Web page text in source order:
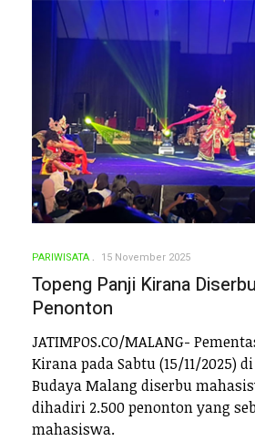
PARIWISATA 15 November 2025
Topeng Panji Kirana
Penonton
JATIMPOS.CO/MALANG-
Kirana pada Sabtu (15/11/2025)
Budaya Malang diserbu
dihadiri 2.500 penonton yang
mahasiswa.